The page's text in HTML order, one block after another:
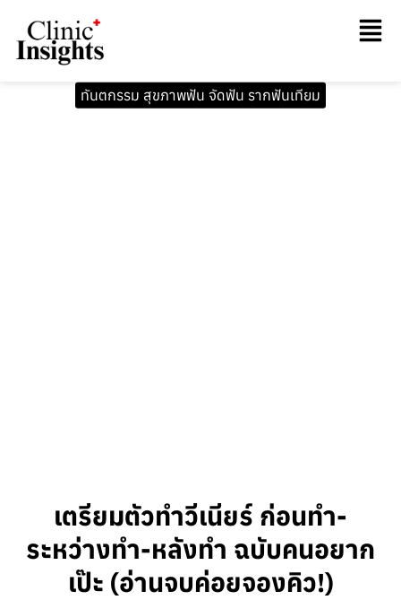
ทันตกรรม สุขภาพฟัน จัดฟัน รากฟันเทียม
เตรียมตัวทำวีเนียร์ ก่อนทำ-
ระหว่างทำ-หลังทำ ฉบับคนอยาก
เป๊ะ (อ่านจบค่อยจองคิว!)